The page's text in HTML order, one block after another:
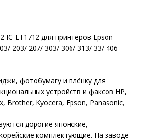
IC-ET1712 для принтеров Epson
203/ 207/ 303/ 306/ 313/ 33/ 406
фотобумагу и плёнку для
устройств и факсов HP,
Brother, Kyocera, Epson, Panasonic,
дорогие японские,
комплектующие. На заводе